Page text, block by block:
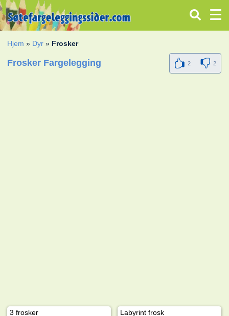
Hjem » Dyr » Frosker
Frosker Fargelegging 2 2
3 frosker Labyrint frosk